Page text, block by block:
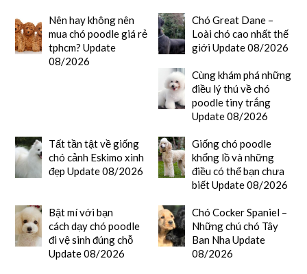
Nên hay không nên
mua chó poodle giá rẻ
tphcm? Update
08/2026
Chó Great Dane –
Loài chó cao nhất thế
giới Update 08/2026
Cùng khám phá những
điều lý thú về chó
poodle tiny trắng
Update 08/2026
Tất tần tật về giống
chó cảnh Eskimo xinh
đẹp Update 08/2026
Giống chó poodle
khổng lồ và những
điều có thể bạn chưa
biết Update 08/2026
Bật mí với bạn
cách dạy chó poodle
đi vệ sinh đúng chỗ
Update 08/2026
Chó Cocker Spaniel –
Những chú chó Tây
Ban Nha Update
08/2026